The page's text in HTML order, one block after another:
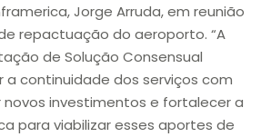
Jorge Arruda, em reunião
repactuação do aeroporto. “A
de Solução Consensual
a continuidade dos serviços com
novos investimentos e fortalecer a
para viabilizar esses aportes de